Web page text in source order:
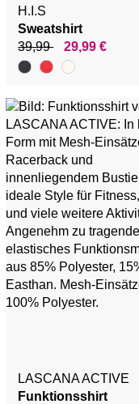
H.I.S
Sweatshirt
39,99
29,99 €
LASCANA ACTIVE
Funktionsshirt